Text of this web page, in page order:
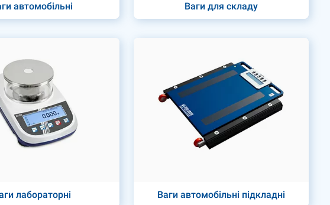
автомобільні Ваги для складу
лабораторні Ваги автомобільні підкладні